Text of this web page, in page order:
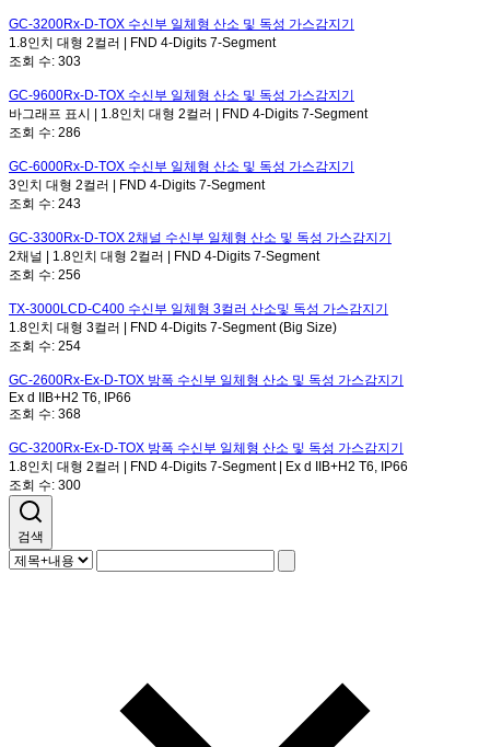
GC-3200Rx-D-TOX 수신부 일체형 산소 및 독성 가스감지기
1.8인치 대형 2컬러 | FND 4-Digits 7-Segment
조회 수: 303
GC-9600Rx-D-TOX 수신부 일체형 산소 및 독성 가스감지기
바그래프 표시 | 1.8인치 대형 2컬러 | FND 4-Digits 7-Segment
조회 수: 286
GC-6000Rx-D-TOX 수신부 일체형 산소 및 독성 가스감지기
3인치 대형 2컬러 | FND 4-Digits 7-Segment
조회 수: 243
GC-3300Rx-D-TOX 2채널 수신부 일체형 산소 및 독성 가스감지기
2채널 | 1.8인치 대형 2컬러 | FND 4-Digits 7-Segment
조회 수: 256
TX-3000LCD-C400 수신부 일체형 3컬러 산소및 독성 가스감지기
1.8인치 대형 3컬러 | FND 4-Digits 7-Segment (Big Size)
조회 수: 254
GC-2600Rx-Ex-D-TOX 방폭 수신부 일체형 산소 및 독성 가스감지기
Ex d IIB+H2 T6, IP66
조회 수: 368
GC-3200Rx-Ex-D-TOX 방폭 수신부 일체형 산소 및 독성 가스감지기
1.8인치 대형 2컬러 | FND 4-Digits 7-Segment | Ex d IIB+H2 T6, IP66
조회 수: 300
검색